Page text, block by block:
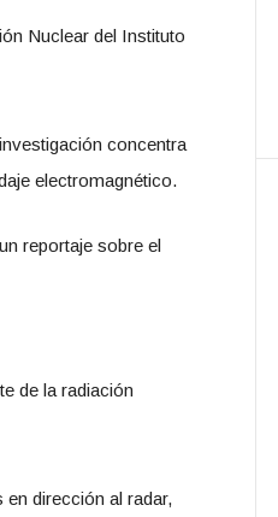
Nuclear del Instituto
concentra
electromagnético.
reportaje sobre el
de la radiación
dirección al radar,